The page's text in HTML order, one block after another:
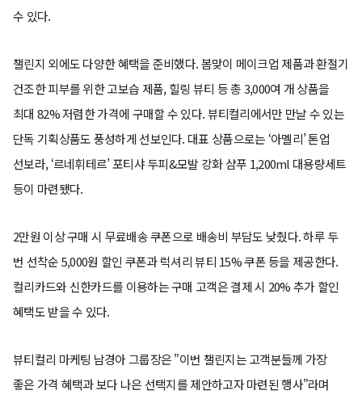
수 있다.
챌린지 외에도 다양한 혜택을 준비했다. 봄맞이 메이크업 제품과 환절기
건조한 피부를 위한 고보습 제품, 힐링 뷰티 등 총 3,000여 개 상품을
최대 82% 저렴한 가격에 구매할 수 있다. 뷰티컬리에서만 만날 수 있는
단독 기획상품도 풍성하게 선보인다. 대표 상품으로는 ‘아멜리’ 톤업
선보라, ‘르네휘테르’ 포티샤 두피&모발 강화 샴푸 1,200ml 대용량세트
등이 마련됐다.
2만원 이상 구매 시 무료배송 쿠폰으로 배송비 부담도 낮췄다. 하루 두
번 선착순 5,000원 할인 쿠폰과 럭셔리 뷰티 15% 쿠폰 등을 제공한다.
컬리카드와 신한카드를 이용하는 구매 고객은 결제 시 20% 추가 할인
혜택도 받을 수 있다.
뷰티컬리 마케팅 남경아 그룹장은 "이번 챌린지는 고객분들께 가장
좋은 가격 혜택과 보다 나은 선택지를 제안하고자 마련된 행사"라며